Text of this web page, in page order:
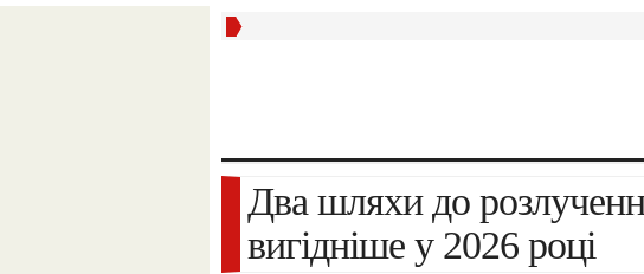
Два шляхи до розлучення: що реально
вигідніше у 2026 році